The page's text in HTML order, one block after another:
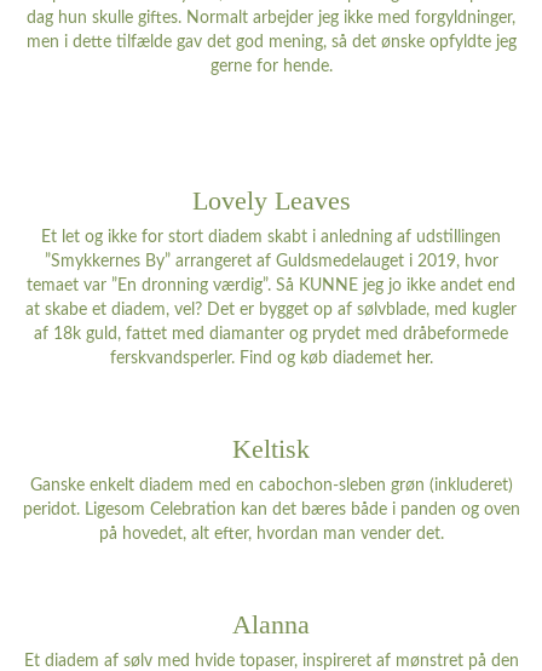
dag hun skulle giftes. Normalt arbejder jeg ikke med forgyldninger,
men i dette tilfælde gav det god mening, så det ønske opfyldte jeg
gerne for hende.
Lovely Leaves
Et let og ikke for stort diadem skabt i anledning af udstillingen
”Smykkernes By” arrangeret af Guldsmedelauget i 2019, hvor
temaet var ”En dronning værdig”. Så KUNNE jeg jo ikke andet end
at skabe et diadem, vel? Det er bygget op af sølvblade, med kugler
af 18k guld, fattet med diamanter og prydet med dråbeformede
ferskvandsperler. Find og køb diademet her.
Keltisk
Ganske enkelt diadem med en cabochon-sleben grøn (inkluderet)
peridot. Ligesom Celebration kan det bæres både i panden og oven
på hovedet, alt efter, hvordan man vender det.
Alanna
Et diadem af sølv med hvide topaser, inspireret af mønstret på den